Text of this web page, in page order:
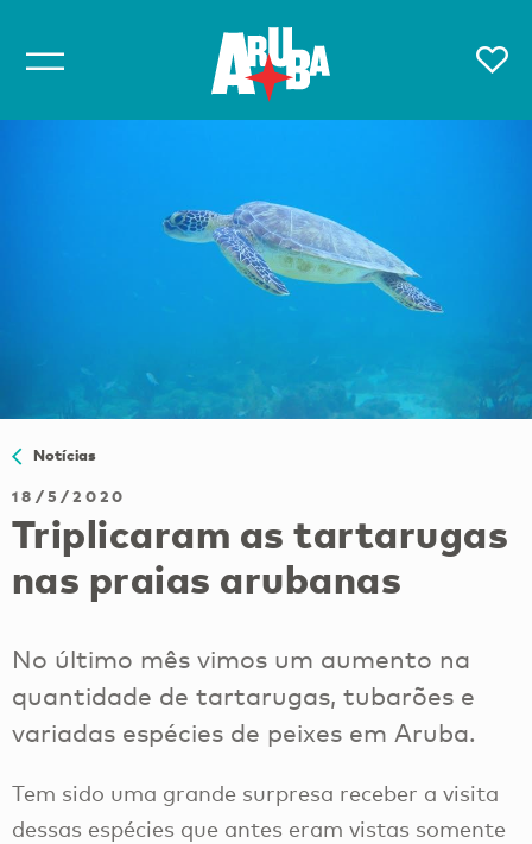
Notícias
18/5/2020
Triplicaram as tartarugas
nas praias arubanas
No último mês vimos um aumento na
quantidade de tartarugas, tubarões e
variadas espécies de peixes em Aruba.
Tem sido uma grande surpresa receber a visita
dessas espécies que antes eram vistas somente